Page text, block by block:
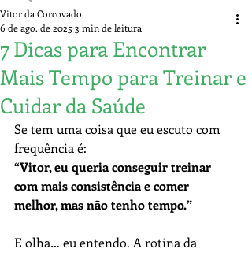
7 Dicas para Encontrar
Mais Tempo para Treinar e
Cuidar da Saúde
Vitor da Corcovado
6 de ago. de 2025 3 min de leitura
Se tem uma coisa que eu escuto com
frequência é:
“Vitor, eu queria conseguir treinar
com mais consistência e comer
melhor, mas não tenho tempo.”
E olha… eu entendo. A rotina da